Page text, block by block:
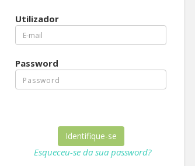
Utilizador
Password
Esqueceu-se da sua password?